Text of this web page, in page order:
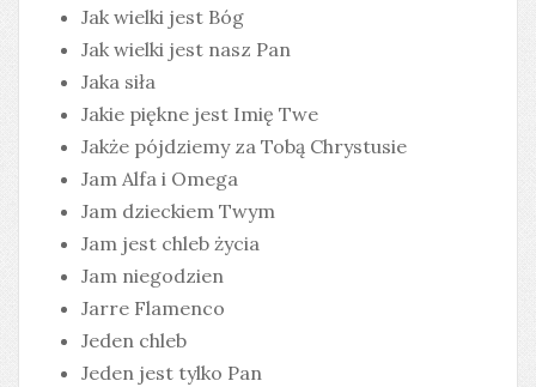
Jak wielki jest Bóg
Jak wielki jest nasz Pan
Jaka siła
Jakie piękne jest Imię Twe
Jakże pójdziemy za Tobą Chrystusie
Jam Alfa i Omega
Jam dzieckiem Twym
Jam jest chleb życia
Jam niegodzien
Jarre Flamenco
Jeden chleb
Jeden jest tylko Pan